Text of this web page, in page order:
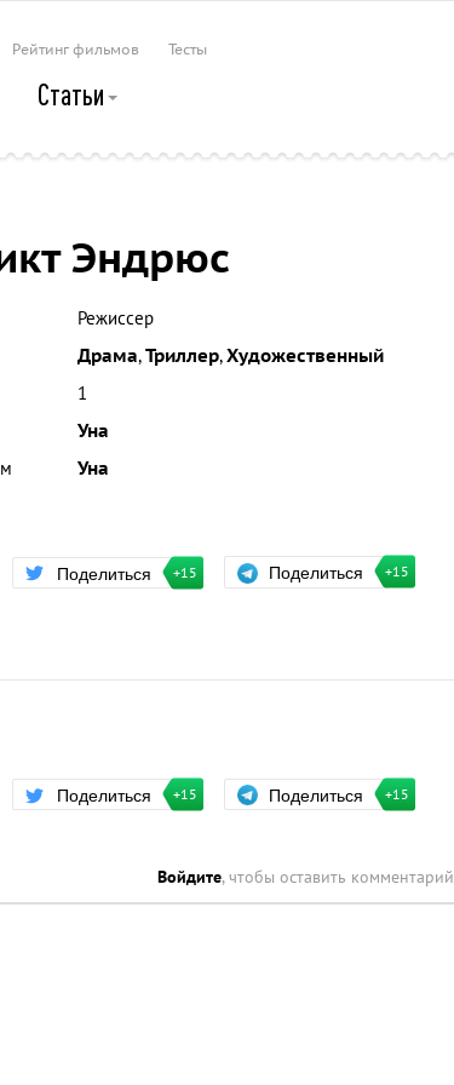
Рейтинг фильмов Тесты
Статьи
Эндрюс
Режиссер
Драма,Триллер,Художественный
1
Уна
Уна
Поделиться +15 Поделиться +15
Поделиться +15 Поделиться +15
Войдите, чтобы оставить комментарий